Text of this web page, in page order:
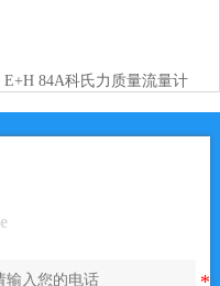
E+H 84A科氏力质量流量计